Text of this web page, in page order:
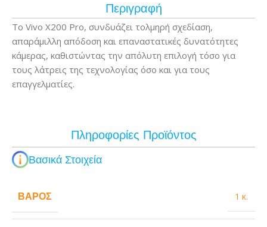
Περιγραφή
Το Vivo X200 Pro, συνδυάζει τολμηρή σχεδίαση,
απαράμιλλη απόδοση και επαναστατικές δυνατότητες
κάμερας, καθιστώντας την απόλυτη επιλογή τόσο για
τους λάτρεις της τεχνολογίας όσο και για τους
επαγγελματίες.
Πληροφορίες Προϊόντος
Βασικά Στοιχεία
ΒΆΡΟΣ 1 κ.